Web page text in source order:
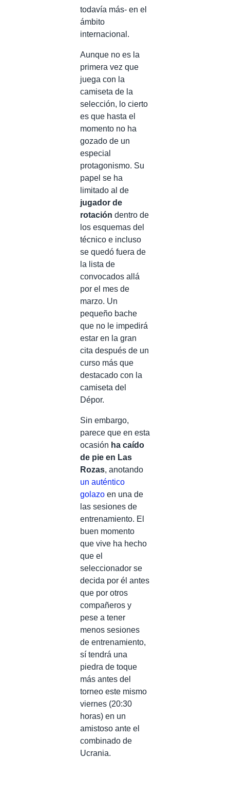
todavía más- en el
ámbito
internacional.
Aunque no es la
primera vez que
juega con la
camiseta de la
selección, lo cierto
es que hasta el
momento no ha
gozado de un
especial
protagonismo. Su
papel se ha
limitado al de
jugador de
rotación dentro de
los esquemas del
técnico e incluso
se quedó fuera de
la lista de
convocados allá
por el mes de
marzo. Un
pequeño bache
que no le impedirá
estar en la gran
cita después de un
curso más que
destacado con la
camiseta del
Dépor.
Sin embargo,
parece que en esta
ocasión ha caído
de pie en Las
Rozas, anotando
un auténtico
golazo en una de
las sesiones de
entrenamiento. El
buen momento
que vive ha hecho
que el
seleccionador se
decida por él antes
que por otros
compañeros y
pese a tener
menos sesiones
de entrenamiento,
sí tendrá una
piedra de toque
más antes del
torneo este mismo
viernes (20:30
horas) en un
amistoso ante el
combinado de
Ucrania.